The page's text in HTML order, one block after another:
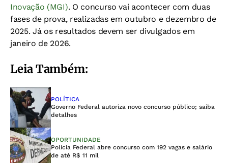
Inovação (MGI). O concurso vai acontecer com duas
fases de prova, realizadas em outubro e dezembro de
2025. Já os resultados devem ser divulgados em
janeiro de 2026.
Leia Também:
POLÍTICA
Governo Federal autoriza novo concurso público; saiba
detalhes
OPORTUNIDADE
Polícia Federal abre concurso com 192 vagas e salário
de até R$ 11 mil